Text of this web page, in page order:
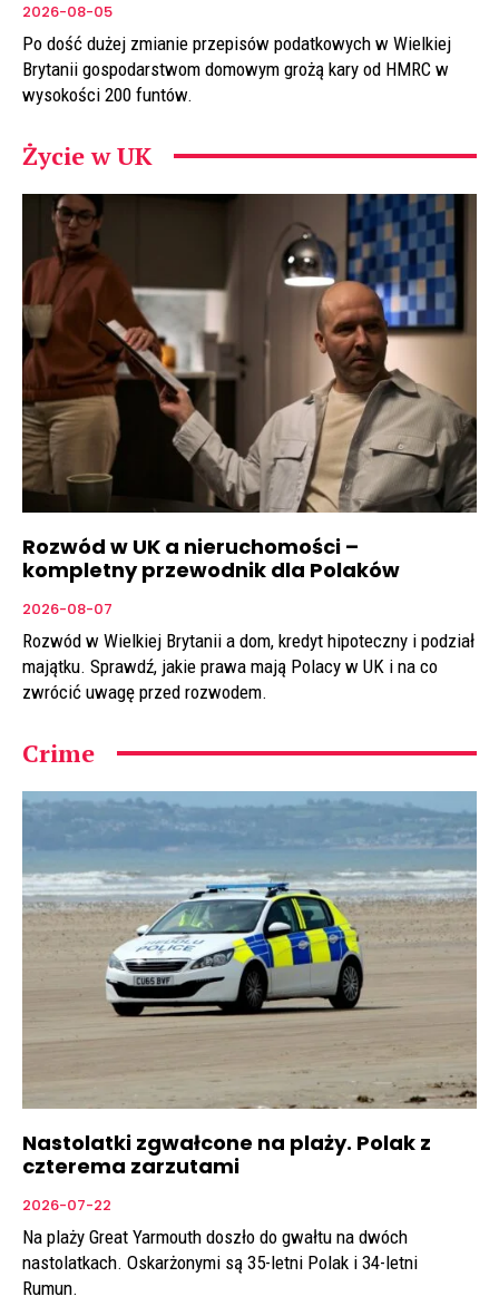
2026-08-05
Po dość dużej zmianie przepisów podatkowych w Wielkiej
Brytanii gospodarstwom domowym grożą kary od HMRC w
wysokości 200 funtów.
Życie w UK
Rozwód w UK a nieruchomości –
kompletny przewodnik dla Polaków
2026-08-07
Rozwód w Wielkiej Brytanii a dom, kredyt hipoteczny i podział
majątku. Sprawdź, jakie prawa mają Polacy w UK i na co
zwrócić uwagę przed rozwodem.
Crime
Nastolatki zgwałcone na plaży. Polak z
czterema zarzutami
2026-07-22
Na plaży Great Yarmouth doszło do gwałtu na dwóch
nastolatkach. Oskarżonymi są 35-letni Polak i 34-letni
Rumun.